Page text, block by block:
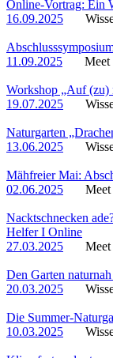
Online-Vortrag: Ein
16.09.2025
11.09.2025
Meet
Workshop „Auf (zu)
19.07.2025
Naturgarten
13.06.2025
Mähfreier Mai:
02.06.2025
Meet
Nacktschnecken
Helfer I Online
27.03.2025
Meet
Den Garten
20.03.2025
Die Summer-
10.03.2025